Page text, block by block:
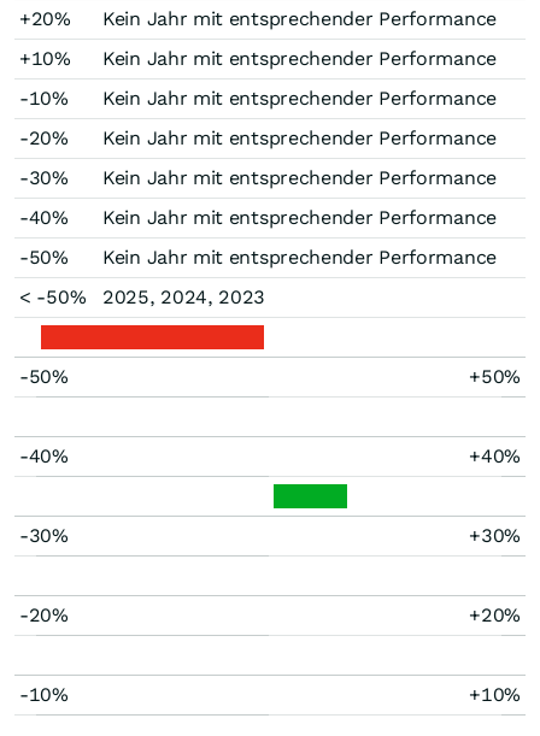
+20%
Kein Jahr mit entsprechender Performance
+10%
Kein Jahr mit entsprechender Performance
-10%
Kein Jahr mit entsprechender Performance
-20%
Kein Jahr mit entsprechender Performance
-30%
Kein Jahr mit entsprechender Performance
-40%
Kein Jahr mit entsprechender Performance
-50%
Kein Jahr mit entsprechender Performance
< -50%
2025, 2024, 2023
-50% +50%
-40% +40%
-30% +30%
-20% +20%
-10% +10%